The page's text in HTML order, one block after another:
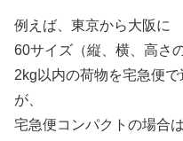
例えば、東京から大阪に
60サイズ（縦、横、高さ
2kg以内の荷物を宅急便
が、
宅急便コンパクトの場合